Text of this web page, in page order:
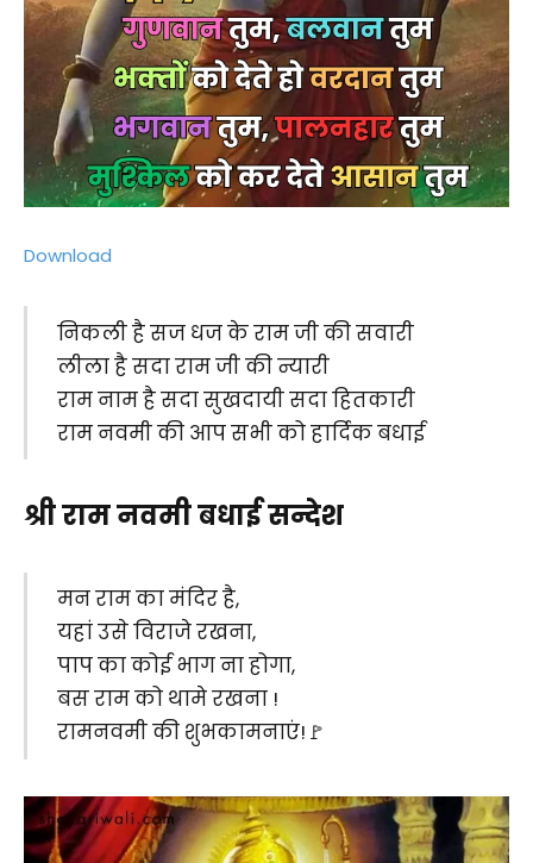
Download
निकली है सज धज के राम जी की सवारी
लीला है सदा राम जी की न्यारी
राम नाम है सदा सुखदायी सदा हितकारी
राम नवमी की आप सभी को हार्दिक बधाई
श्री राम नवमी बधाई सन्देश
मन राम का मंदिर है,
यहां उसे विराजे रखना,
पाप का कोई भाग ना होगा,
बस राम को थामे रखना !
रामनवमी की शुभकामनाएं!🚩